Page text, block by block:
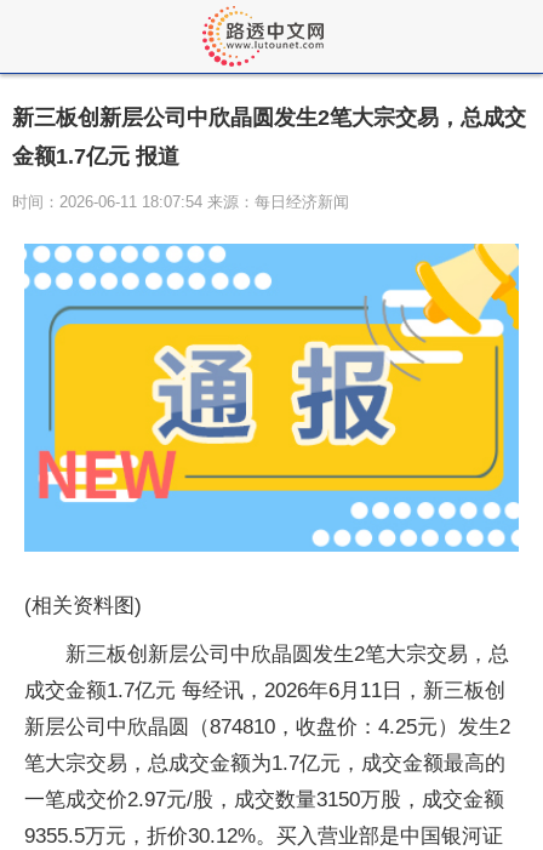
新三板创新层公司中欣晶圆发生2笔大宗交易，总成交
金额1.7亿元 报道
时间：2026-06-11 18:07:54 来源：每日经济新闻
(相关资料图)
新三板创新层公司中欣晶圆发生2笔大宗交易，总
成交金额1.7亿元 每经讯，2026年6月11日，新三板创
新层公司中欣晶圆（874810，收盘价：4.25元）发生2
笔大宗交易，总成交金额为1.7亿元，成交金额最高的
一笔成交价2.97元/股，成交数量3150万股，成交金额
9355.5万元，折价30.12%。买入营业部是中国银河证